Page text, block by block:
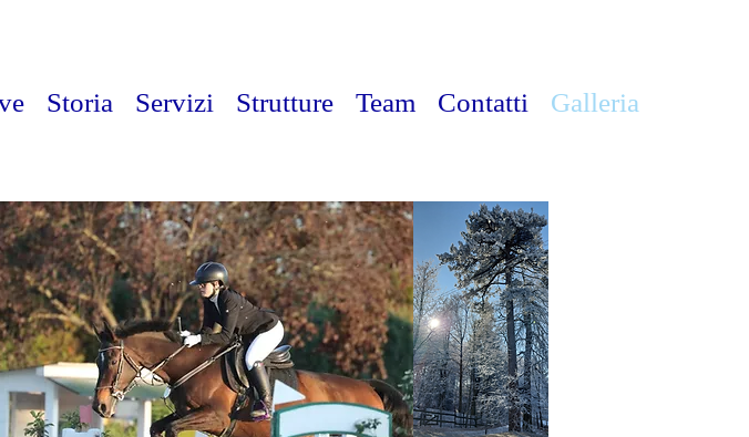
Storia Servizi Strutture Team Contatti Galleria